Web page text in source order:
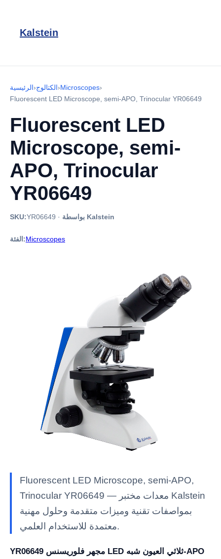
Kalstein
الرئيسية›الكتالوج›Microscopes›
Fluorescent LED Microscope, semi-APO, Trinocular YR06649
Fluorescent LED
Microscope, semi-
APO, Trinocular
YR06649
SKU:YR06649 · بواسطة Kalstein
الفئة:Microscopes
Fluorescent LED Microscope, semi-APO,
Trinocular YR06649 — معدات مختبر Kalstein
بمواصفات تقنية وميزات متقدمة وحلول مهنية
معتمدة للاستخدام العلمي.
YR06649 مجهر فلوريسنس LED ثلاثي العيون شبه-APO